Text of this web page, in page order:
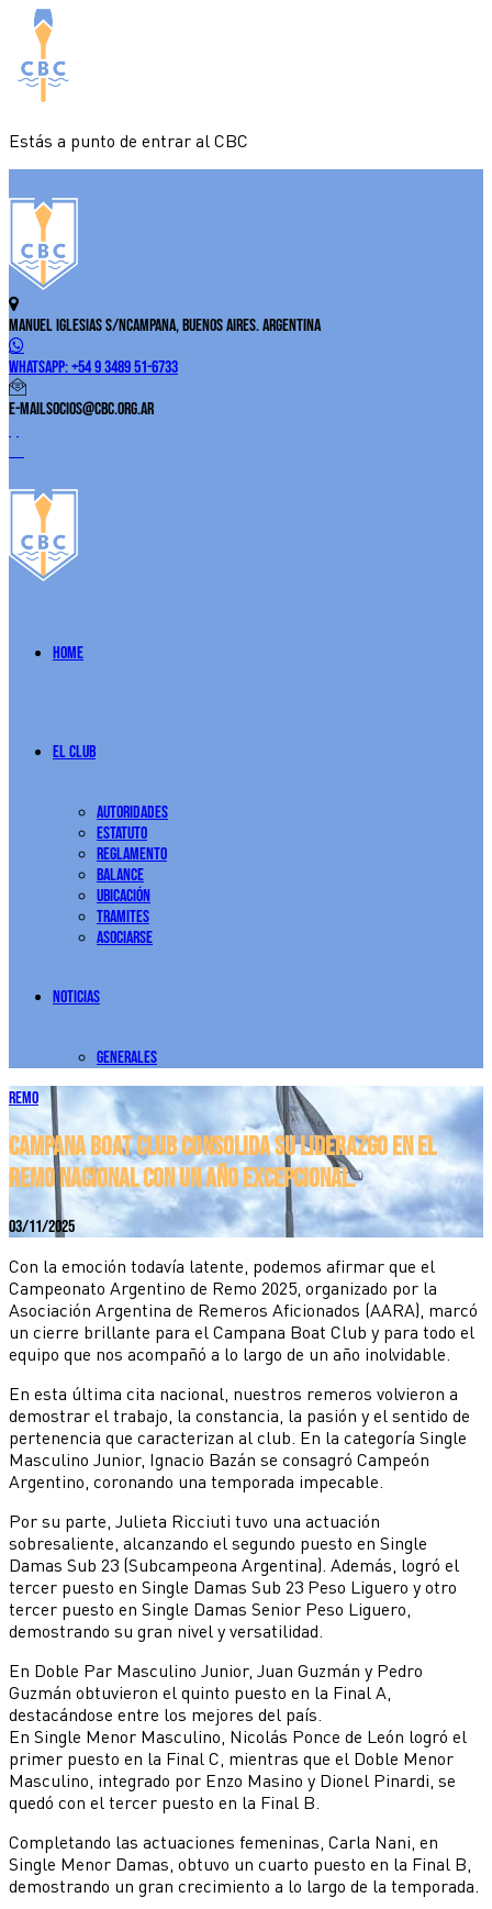
Estás a punto de entrar al CBC
Manuel Iglesias S/NCampana, Buenos Aires. Argentina
WhatsApp:+54 9 3489 51-6733
E-Mailsocios@cbc.org.ar
Home
El Club
Autoridades
Estatuto
Reglamento
Balance
Ubicación
Tramites
Asociarse
Noticias
Generales
Remo
Campana Boat Club consolida su liderazgo en el
remo nacional con un año excepcional.
03/11/2025
Con la emoción todavía latente, podemos afirmar que el
Campeonato Argentino de Remo 2025, organizado por la
Asociación Argentina de Remeros Aficionados (AARA), marcó
un cierre brillante para el Campana Boat Club y para todo el
equipo que nos acompañó a lo largo de un año inolvidable.
En esta última cita nacional, nuestros remeros volvieron a
demostrar el trabajo, la constancia, la pasión y el sentido de
pertenencia que caracterizan al club. En la categoría Single
Masculino Junior, Ignacio Bazán se consagró Campeón
Argentino, coronando una temporada impecable.
Por su parte, Julieta Ricciuti tuvo una actuación
sobresaliente, alcanzando el segundo puesto en Single
Damas Sub 23 (Subcampeona Argentina). Además, logró el
tercer puesto en Single Damas Sub 23 Peso Liguero y otro
tercer puesto en Single Damas Senior Peso Liguero,
demostrando su gran nivel y versatilidad.
En Doble Par Masculino Junior, Juan Guzmán y Pedro
Guzmán obtuvieron el quinto puesto en la Final A,
destacándose entre los mejores del país.
En Single Menor Masculino, Nicolás Ponce de León logró el
primer puesto en la Final C, mientras que el Doble Menor
Masculino, integrado por Enzo Masino y Dionel Pinardi, se
quedó con el tercer puesto en la Final B.
Completando las actuaciones femeninas, Carla Nani, en
Single Menor Damas, obtuvo un cuarto puesto en la Final B,
demostrando un gran crecimiento a lo largo de la temporada.